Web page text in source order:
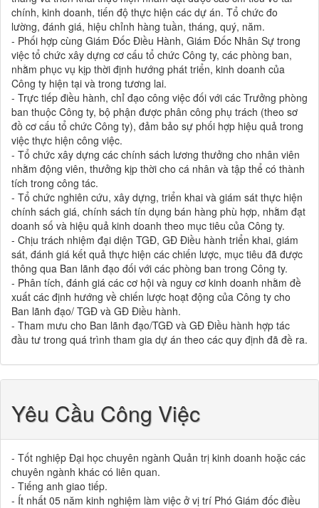
chính, kinh doanh, tiến độ thực hiện các dự án. Tổ chức đo
lường, đánh giá, hiệu chỉnh hàng tuần, tháng, quý, năm.
- Phối hợp cùng Giám Đốc Điều Hành, Giám Đốc Nhân Sự trong
việc tổ chức xây dựng cơ cấu tổ chức Công ty, các phòng ban,
nhằm phục vụ kịp thời định hướng phát triển, kinh doanh của
Công ty hiện tại và trong tương lai.
- Trực tiếp điều hành, chỉ đạo công việc đối với các Trưởng phòng
ban thuộc Công ty, bộ phận được phân công phụ trách (theo sơ
đồ cơ cấu tổ chức Công ty), đảm bảo sự phối hợp hiệu quả trong
việc thực hiện công việc.
- Tổ chức xây dựng các chính sách lương thưởng cho nhân viên
nhằm động viên, thưởng kịp thời cho cá nhân và tập thể có thành
tích trong công tác.
- Tổ chức nghiên cứu, xây dựng, triển khai và giám sát thực hiện
chính sách giá, chính sách tín dụng bán hàng phù hợp, nhằm đạt
doanh số và hiệu quả kinh doanh theo mục tiêu của Công ty.
- Chịu trách nhiệm đại diện TGĐ, GĐ Điều hành triển khai, giám
sát, đánh giá kết quả thực hiện các chiến lược, mục tiêu đã được
thông qua Ban lãnh đạo đối với các phòng ban trong Công ty.
- Phân tích, đánh giá các cơ hội và nguy cơ kinh doanh nhằm đề
xuất các định hướng về chiến lược hoạt động của Công ty cho
Ban lãnh đạo/ TGĐ và GĐ Điều hành.
- Tham mưu cho Ban lãnh đạo/TGĐ và GĐ Điều hành hợp tác
đầu tư trong quá trình tham gia dự án theo các quy định đã đề ra.
Yêu Cầu Công Việc
- Tốt nghiệp Đại học chuyên ngành Quản trị kinh doanh hoặc các
chuyên ngành khác có liên quan.
- Tiếng anh giao tiếp.
- Ít nhất 05 năm kinh nghiệm làm việc ở vị trí Phó Giám đốc điều